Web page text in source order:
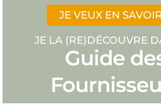
JE VEUX EN
JE LA (RE)DÉCOUVRE
Guide